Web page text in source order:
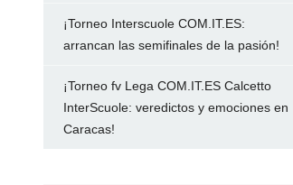
¡Torneo Interscuole COM.IT.ES:
arrancan las semifinales de la pasión!
¡Torneo fv Lega COM.IT.ES Calcetto
InterScuole: veredictos y emociones en
Caracas!